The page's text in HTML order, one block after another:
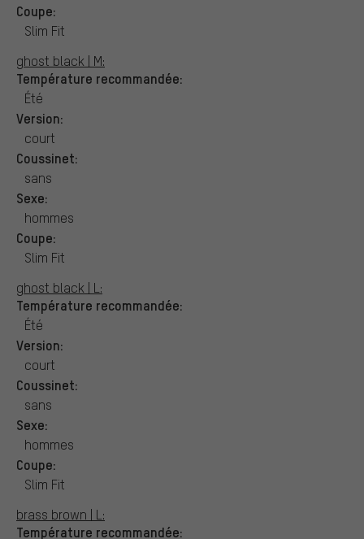
Coupe:
Slim Fit
ghost black | M:
Température recommandée:
Été
Version:
court
Coussinet:
sans
Sexe:
hommes
Coupe:
Slim Fit
ghost black | L:
Température recommandée:
Été
Version:
court
Coussinet:
sans
Sexe:
hommes
Coupe:
Slim Fit
brass brown | L:
Température recommandée: